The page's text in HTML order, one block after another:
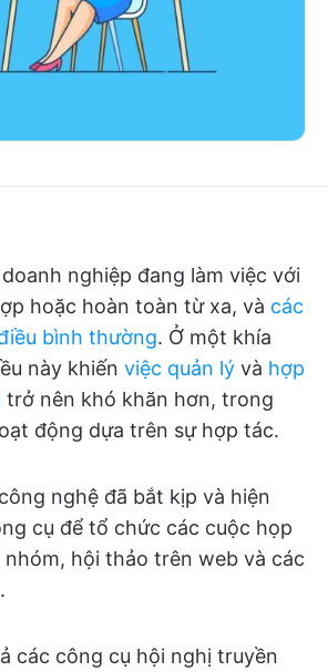
nghiệp đang làm việc với
hoặc hoàn toàn từ xa, và các
bình thường. Ở một khía
này khiến việc quản lý và hợp
trở nên khó khăn hơn, trong
động dựa trên sự hợp tác.
nghệ đã bắt kịp và hiện
cụ để tổ chức các cuộc họp
hội thảo trên web và các
các công cụ hội nghị truyền